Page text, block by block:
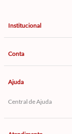
Institucional
Conta
Ajuda
Central de Ajuda